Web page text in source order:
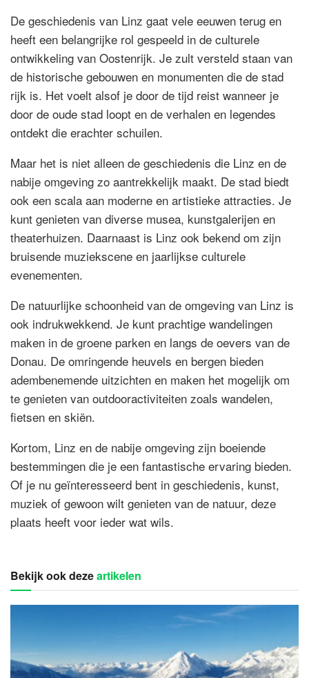
De geschiedenis van Linz gaat vele eeuwen terug en
heeft een belangrijke rol gespeeld in de culturele
ontwikkeling van Oostenrijk. Je zult versteld staan van
de historische gebouwen en monumenten die de stad
rijk is. Het voelt alsof je door de tijd reist wanneer je
door de oude stad loopt en de verhalen en legendes
ontdekt die erachter schuilen.
Maar het is niet alleen de geschiedenis die Linz en de
nabije omgeving zo aantrekkelijk maakt. De stad biedt
ook een scala aan moderne en artistieke attracties. Je
kunt genieten van diverse musea, kunstgalerijen en
theaterhuizen. Daarnaast is Linz ook bekend om zijn
bruisende muziekscene en jaarlijkse culturele
evenementen.
De natuurlijke schoonheid van de omgeving van Linz is
ook indrukwekkend. Je kunt prachtige wandelingen
maken in de groene parken en langs de oevers van de
Donau. De omringende heuvels en bergen bieden
adembenemende uitzichten en maken het mogelijk om
te genieten van outdooractiviteiten zoals wandelen,
fietsen en skiën.
Kortom, Linz en de nabije omgeving zijn boeiende
bestemmingen die je een fantastische ervaring bieden.
Of je nu geïnteresseerd bent in geschiedenis, kunst,
muziek of gewoon wilt genieten van de natuur, deze
plaats heeft voor ieder wat wils.
Bekijk ook dezeartikelen